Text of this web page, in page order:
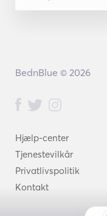
Hjælp-center
Tjenestevilkår
Privatlivspolitik
Kontakt
BednBlue © 2026